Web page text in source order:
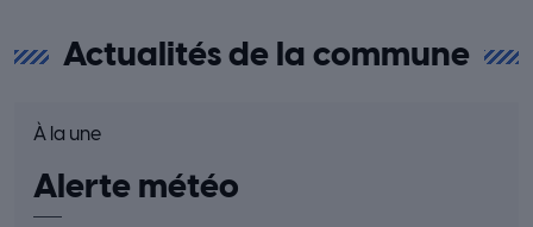
Actualités de la commune
À la une
Alerte météo